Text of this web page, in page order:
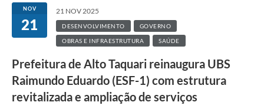
NOV
21
21 NOV 2025
DESENVOLVIMENTO GOVERNO
OBRAS E INFRAESTRUTURA SAÚDE
Prefeitura de Alto Taquari reinaugura UBS
Raimundo Eduardo (ESF-1) com estrutura
revitalizada e ampliação de serviços